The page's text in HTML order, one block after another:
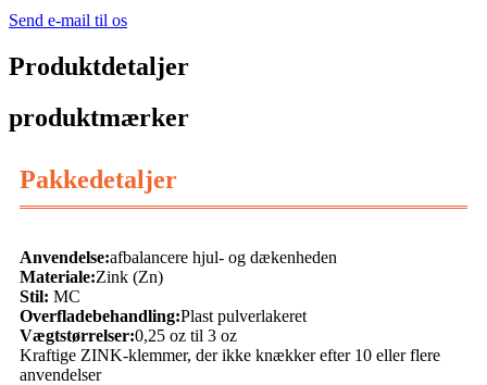
Send e-mail til os
Produktdetaljer
produktmærker
Pakkedetaljer
Anvendelse:afbalancere hjul- og dækenheden
Materiale:Zink (Zn)
Stil: MC
Overfladebehandling:Plast pulverlakeret
Vægtstørrelser:0,25 oz til 3 oz
Kraftige ZINK-klemmer, der ikke knækker efter 10 eller flere
anvendelser